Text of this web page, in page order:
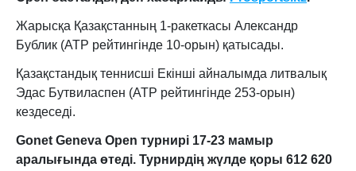
Жарысқа Қазақстанның 1-ракеткасы Александр
Бублик (ATP рейтингінде 10-орын) қатысады.
Қазақстандық теннисші Екінші айналымда литвалық
Эдас Бутвиласпен (ATP рейтингінде 253-орын)
кездеседі.
Gonet Geneva Open турнирі 17-23 мамыр
аралығында өтеді. Турнирдің жүлде қоры 612 620